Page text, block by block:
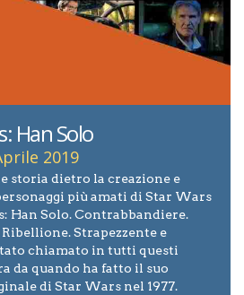
Han Solo
2019
storia dietro la creazione e
più amati di Star Wars
Han Solo. Contrabbandiere.
Strapezzente e
chiamato in tutti questi
da quando ha fatto il suo
di Star Wars nel 1977.